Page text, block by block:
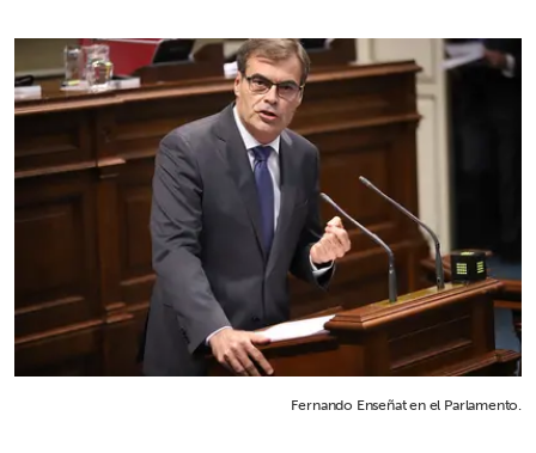
Fernando Enseñat en el Parlamento.